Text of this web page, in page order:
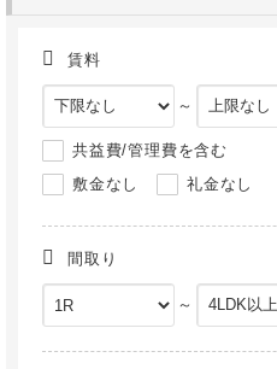
賃料
～
共益費/管理費を含む
敷金なし
礼金なし
間取り
～